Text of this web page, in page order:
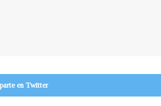
en Twitter